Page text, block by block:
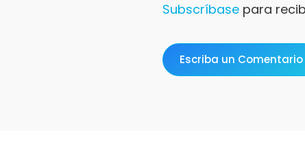
Subscríbase para
Escriba un Comentario